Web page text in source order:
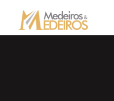
content